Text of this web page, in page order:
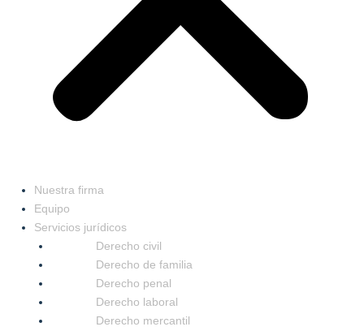
Nuestra firma
Equipo
Servicios jurídicos
Derecho civil
Derecho de familia
Derecho penal
Derecho laboral
Derecho mercantil